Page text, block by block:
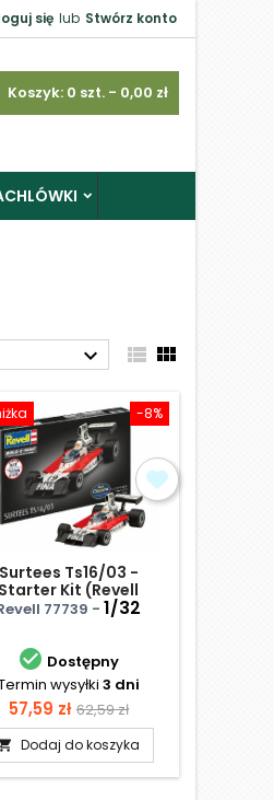
się lub Stwórz konto
Koszyk: 0 szt. - 0,00 zł
  
-8%
Surtees Ts16/03 -
Starter Kit (Revell
Classics)
77739 -1/32
 Dostępny
wysyłki 3 dni
Cena
57,59 zł Cena
podstawowa
62,59 zł
Dodaj do koszyka